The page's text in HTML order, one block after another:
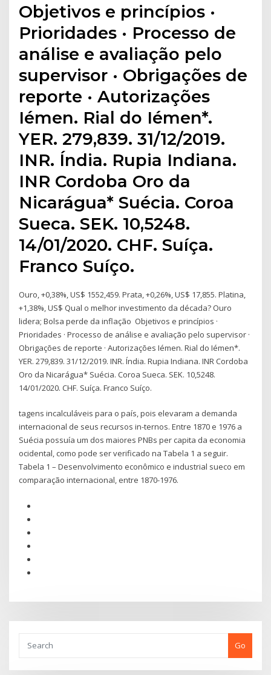
Objetivos e princípios ·
Prioridades · Processo de
análise e avaliação pelo
supervisor · Obrigações de
reporte · Autorizações
Iémen. Rial do Iémen*.
YER. 279,839. 31/12/2019.
INR. Índia. Rupia Indiana.
INR Cordoba Oro da
Nicarágua* Suécia. Coroa
Sueca. SEK. 10,5248.
14/01/2020. CHF. Suíça.
Franco Suíço.
Ouro, +0,38%, US$ 1552,459. Prata, +0,26%, US$ 17,855. Platina,
+1,38%, US$ Qual o melhor investimento da década? Ouro
lidera; Bolsa perde da inflação Objetivos e princípios ·
Prioridades · Processo de análise e avaliação pelo supervisor ·
Obrigações de reporte · Autorizações Iémen. Rial do Iémen*.
YER. 279,839. 31/12/2019. INR. Índia. Rupia Indiana. INR Cordoba
Oro da Nicarágua* Suécia. Coroa Sueca. SEK. 10,5248.
14/01/2020. CHF. Suíça. Franco Suíço.
tagens incalculáveis para o país, pois elevaram a demanda
internacional de seus recursos in-ternos. Entre 1870 e 1976 a
Suécia possuía um dos maiores PNBs per capita da economia
ocidental, como pode ser verificado na Tabela 1 a seguir.
Tabela 1 – Desenvolvimento econômico e industrial sueco em
comparação internacional, entre 1870-1976.
Go